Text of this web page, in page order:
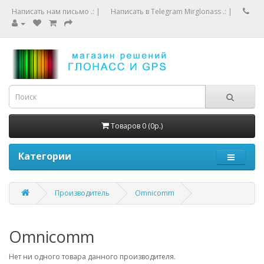
Написать нам письмо .: | Написать в Telegram Mirglonass .: |
Товаров 0 (0р.)
Категории
Производитель Omnicomm
Omnicomm
Нет ни одного товара данного производителя.